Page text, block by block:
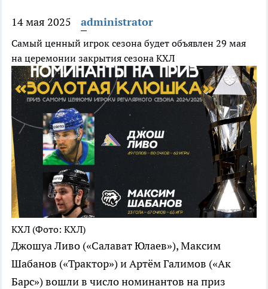
14 мая 2025 administrator
Самый ценный игрок сезона будет объявлен 29 мая
на церемонии закрытия сезона КХЛ
КХЛ (Фото: КХЛ)
Джошуа Ливо («Салават Юлаев»), Максим
Шабанов («Трактор») и Артём Галимов («Ак
Барс») вошли в число номинантов на приз